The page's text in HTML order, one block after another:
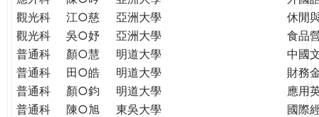
觀光科
江○慈 亞洲大學
休閒
觀光科
吳○妤 亞洲大學
食品
普通科
顏○慧 明道大學
中國
普通科
田○皓 明道大學
財務
普通科
顏○鈞 明道大學
應用
普通科
陳○旭 東吳大學
國際